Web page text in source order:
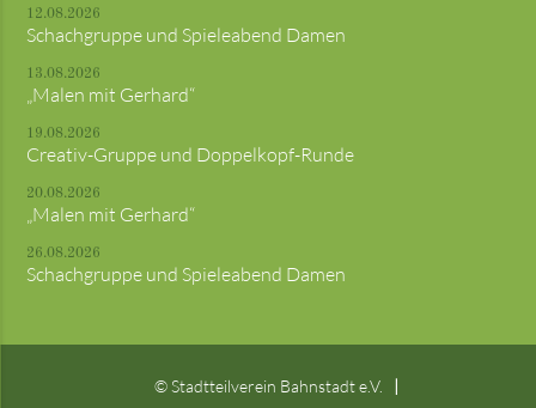
12.08.2026
Schachgruppe und Spieleabend Damen
13.08.2026
„Malen mit Gerhard“
19.08.2026
Creativ-Gruppe und Doppelkopf-Runde
20.08.2026
„Malen mit Gerhard“
26.08.2026
Schachgruppe und Spieleabend Damen
© Stadtteilverein Bahnstadt e.V.